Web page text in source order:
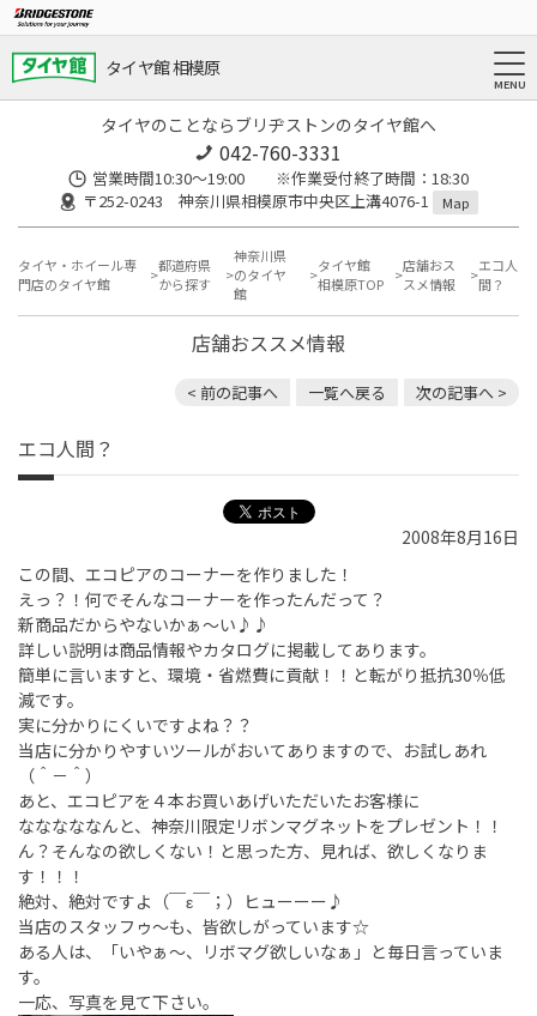
タイヤ館 相模原
タイヤのことならブリヂストンのタイヤ館へ
042-760-3331
営業時間10:30～19:00 ※作業受付終了時間：18:30
〒252-0243 神奈川県相模原市中央区上溝4076-1
Map
タイヤ・ホイール専
門店のタイヤ館
都道府県
から探す
神奈川県
のタイヤ
館
タイヤ館
相模原TOP
店舗おス
スメ情報
エコ人
間？
店舗おススメ情報
< 前の記事へ 一覧へ戻る 次の記事へ >
エコ人間？
2008年8月16日
この間、エコピアのコーナーを作りました！
えっ？！何でそんなコーナーを作ったんだって？
新商品だからやないかぁ～い♪♪
詳しい説明は商品情報やカタログに掲載してあります。
簡単に言いますと、環境・省燃費に貢献！！と転がり抵抗30％低
減です。
実に分かりにくいですよね？？
当店に分かりやすいツールがおいてありますので、お試しあれ
（＾－＾）
あと、エコピアを４本お買いあげいただいたお客様に
なななななんと、神奈川限定リボンマグネットをプレゼント！！
ん？そんなの欲しくない！と思った方、見れば、欲しくなりま
す！！！
絶対、絶対ですよ（￣ε￣；）ヒューーー♪
当店のスタッフゥ～も、皆欲しがっています☆
ある人は、「いやぁ～、リボマグ欲しいなぁ」と毎日言っていま
す。
一応、写真を見て下さい。